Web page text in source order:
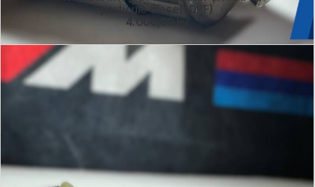
particule diesel (DPF)
4.000,00